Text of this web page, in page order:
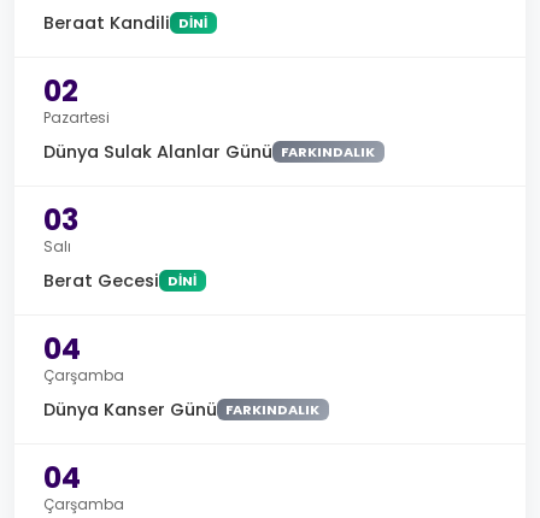
Beraat Kandili DINI
02
Pazartesi
Dünya Sulak Alanlar Günü FARKINDALIK
03
Salı
Berat Gecesi DINI
04
Çarşamba
Dünya Kanser Günü FARKINDALIK
04
Çarşamba